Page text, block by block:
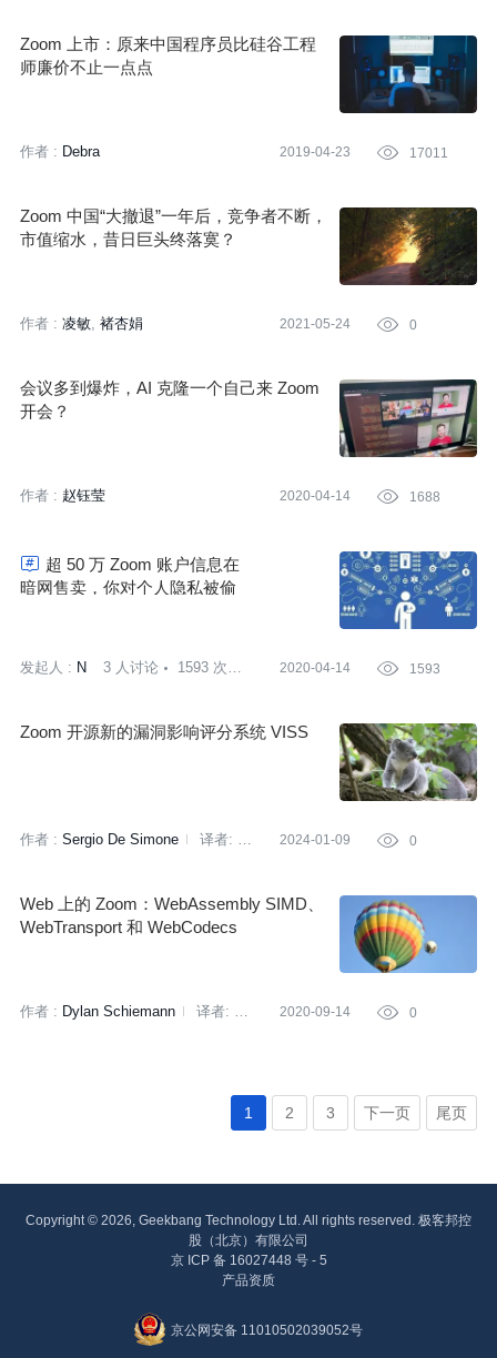
Zoom 上市：原来中国程序员比硅谷工程
师廉价不止一点点
作者 : Debra 2019-04-23  17011
Zoom 中国“大撤退”一年后，竞争者不断，
市值缩水，昔日巨头终落寞？
作者 : 凌敏 褚杏娟 2021-05-24  0
会议多到爆炸，AI 克隆一个自己来 Zoom
开会？
作者 : 赵钰莹 2020-04-14  1688

超 50 万 Zoom 账户信息在
暗网售卖，你对个人隐私被偷
发起人 : N 3 人讨论
1593 次围
2020-04-14  1593
Zoom 开源新的漏洞影响评分系统 VISS
作者 : Sergio De Simone
译者:
2024-01-09  0
Web 上的 Zoom：WebAssembly SIMD、
WebTransport 和 WebCodecs
作者 : Dylan Schiemann
译者:
2020-09-14  0
1 2 3 下一页 尾页
Copyright © 2026, Geekbang Technology Ltd. All rights reserved. 极客邦控
股（北京）有限公司
京 ICP 备 16027448 号 - 5
产品资质
京公网安备 11010502039052号